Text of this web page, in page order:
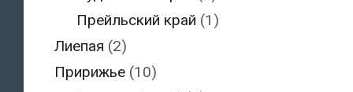
Прейльский край (1)
Лиепая (2)
Пририжье(10)